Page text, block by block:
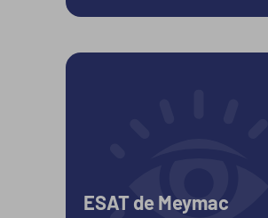
Prestations artisanales
Prestations en entreprise
Travail du bois
ESAT de Meymac